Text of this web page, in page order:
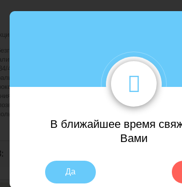
В ближайшее время
Вами
Да
Лаунч
возможности Art Vinyl смогут не только в
всех необходимых сертификатов ( в том числе
43) значительно расширяют зоны применения этого
напольного покрытия. Образовательные
ассортименту цветов и фактур LOUNGE.
уникального дизайна. LOUNGE представлена
зонировать пространство, сочетая покрытия
покрытием, не требующий специальных